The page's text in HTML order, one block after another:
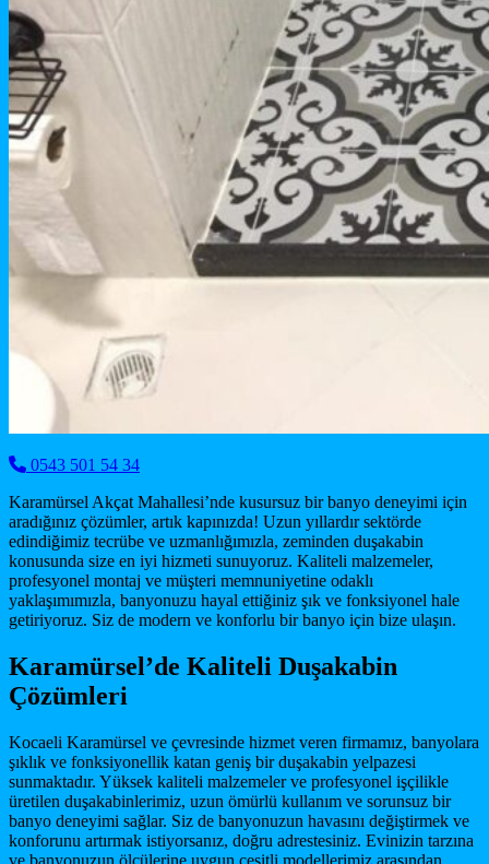
0543 501 54 34
Karamürsel Akçat Mahallesi’nde kusursuz bir banyo deneyimi için
aradığınız çözümler, artık kapınızda! Uzun yıllardır sektörde
edindiğimiz tecrübe ve uzmanlığımızla, zeminden duşakabin
konusunda size en iyi hizmeti sunuyoruz. Kaliteli malzemeler,
profesyonel montaj ve müşteri memnuniyetine odaklı
yaklaşımımızla, banyonuzu hayal ettiğiniz şık ve fonksiyonel hale
getiriyoruz. Siz de modern ve konforlu bir banyo için bize ulaşın.
Karamürsel’de Kaliteli Duşakabin
Çözümleri
Kocaeli Karamürsel ve çevresinde hizmet veren firmamız, banyolara
şıklık ve fonksiyonellik katan geniş bir duşakabin yelpazesi
sunmaktadır. Yüksek kaliteli malzemeler ve profesyonel işçilikle
üretilen duşakabinlerimiz, uzun ömürlü kullanım ve sorunsuz bir
banyo deneyimi sağlar. Siz de banyonuzun havasını değiştirmek ve
konforunu artırmak istiyorsanız, doğru adrestesiniz. Evinizin tarzına
ve banyonuzun ölçülerine uygun çeşitli modellerimiz arasından